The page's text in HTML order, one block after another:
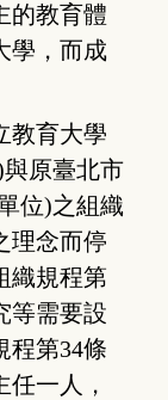
的教育體
學，而成
育大學
原臺北市
位)之組織
理念而停
織規程第
等需要設
程第34條
一人，